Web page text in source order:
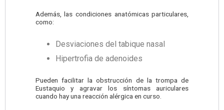
Además, las condiciones anatómicas particulares,
como:
Desviaciones del tabique nasal
Hipertrofia de adenoides
Pueden facilitar la obstrucción de la trompa de
Eustaquio y agravar los síntomas auriculares
cuando hay una reacción alérgica en curso.